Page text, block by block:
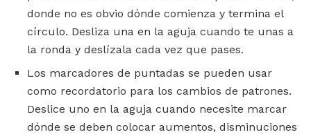
donde no es obvio dónde comienza y termina el
círculo. Desliza una en la aguja cuando te unas a
la ronda y deslízala cada vez que pases.
Los marcadores de puntadas se pueden usar
como recordatorio para los cambios de patrones.
Deslice uno en la aguja cuando necesite marcar
dónde se deben colocar aumentos, disminuciones